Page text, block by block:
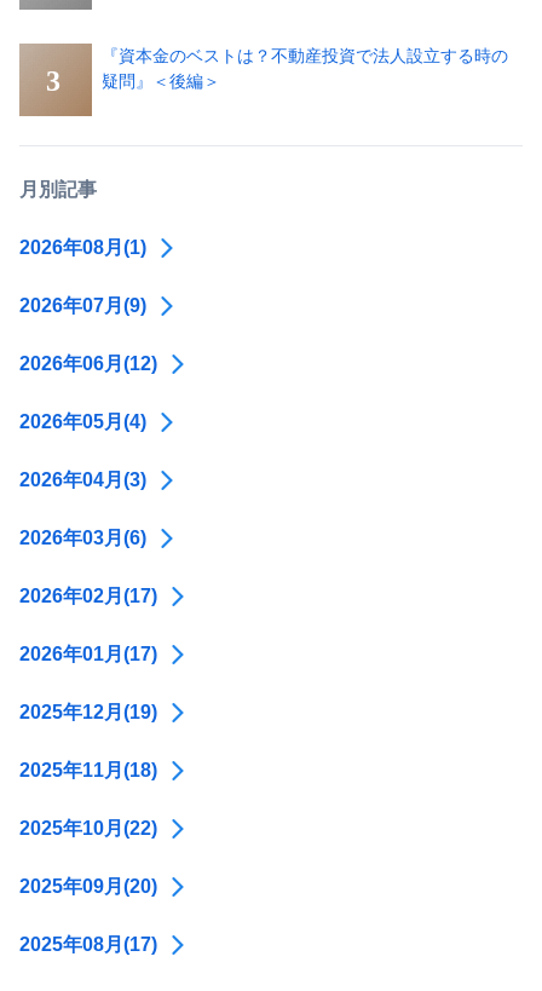
『資本金のベストは？不動産投資で法人設立する時の
疑問』＜後編＞
月別記事
2026年08月(1)
2026年07月(9)
2026年06月(12)
2026年05月(4)
2026年04月(3)
2026年03月(6)
2026年02月(17)
2026年01月(17)
2025年12月(19)
2025年11月(18)
2025年10月(22)
2025年09月(20)
2025年08月(17)